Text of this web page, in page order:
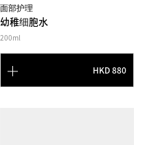
面部护理
幼稚细胞水
200ml
HKD 880